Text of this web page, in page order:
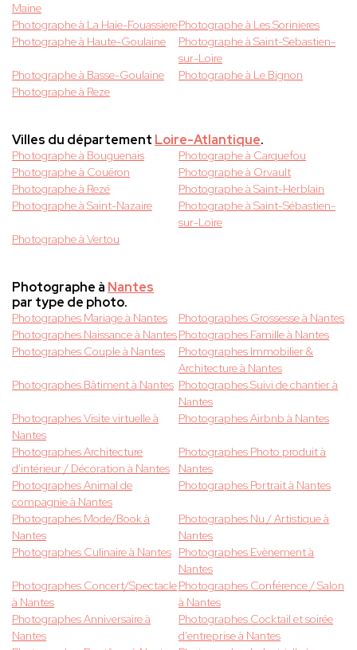
Maine
Photographe à La Haie-FouassierePhotographe à Les Sorinieres
Photographe à Haute-Goulaine
Photographe à Saint-Sebastien-
sur-Loire
Photographe à Basse-Goulaine
Photographe à Le Bignon
Photographe à Reze
Villes du département Loire-Atlantique.
Photographe à Bouguenais
Photographe à Carquefou
Photographe à Couëron
Photographe à Orvault
Photographe à Rezé
Photographe à Saint-Herblain
Photographe à Saint-Nazaire
Photographe à Saint-Sébastien-
sur-Loire
Photographe à Vertou
Photographe à Nantes
par type de photo.
Photographes Mariage à Nantes
Photographes Grossesse à Nantes
Photographes Naissance à NantesPhotographes Famille à Nantes
Photographes Couple à Nantes
Photographes Immobilier &
Architecture à Nantes
Photographes Bâtiment à Nantes Photographes Suivi de chantier à
Nantes
Photographes Visite virtuelle à
Nantes
Photographes Airbnb à Nantes
Photographes Architecture
d'intérieur / Décoration à Nantes
Photographes Photo produit à
Nantes
Photographes Animal de
compagnie à Nantes
Photographes Portrait à Nantes
Photographes Mode/Book à
Nantes
Photographes Nu / Artistique à
Nantes
Photographes Culinaire à Nantes Photographes Evènement à
Nantes
Photographes Concert/Spectacle
à Nantes
Photographes Conférence / Salon
à Nantes
Photographes Anniversaire à
Nantes
Photographes Cocktail et soirée
d'entreprise à Nantes